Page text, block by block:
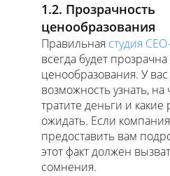
1.2. Прозрачность
ценообразования
Правильная студия
всегда будет
ценообразования. У
возможность узнать,
тратите деньги и какие
ожидать. Если
предоставить вам
этот факт должен
сомнения.